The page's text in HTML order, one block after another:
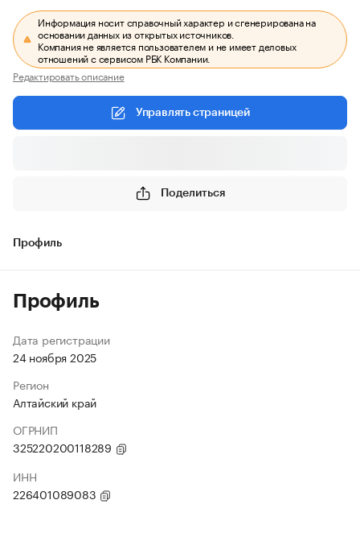
Информация носит справочный характер и сгенерирована на
основании данных из открытых источников.
Компания не является пользователем и не имеет деловых
отношений с сервисом РБК Компании.
Редактировать описание
Управлять страницей
Поделиться
Профиль
Профиль
Дата регистрации
24 ноября 2025
Регион
Алтайский край
ОГРНИП
325220200118289
ИНН
226401089083